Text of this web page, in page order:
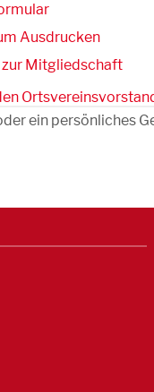
Ausdrucken
Mitgliedschaft
ein persönliches